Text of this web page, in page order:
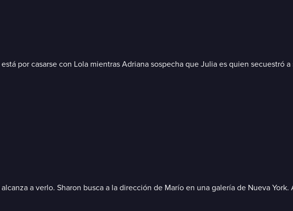
por casarse con Lola mientras Adriana sospecha que Julia es quien secuestró
a verlo. Sharon busca a la dirección de Marío en una galería de Nueva